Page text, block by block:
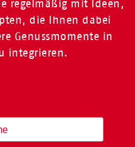
regelmäßig mit Ideen,
die Ihnen dabei
Genussmomente in
integrieren.